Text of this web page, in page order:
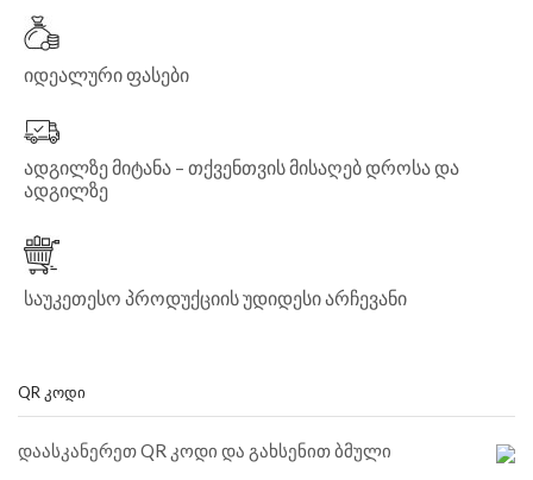
იდეალური ფასები
ადგილზე მიტანა – თქვენთვის მისაღებ დროსა და
ადგილზე
საუკეთესო პროდუქციის უდიდესი არჩევანი
QR ᲙᲝᲓᲘ
დაასკანერეთ QR კოდი და გახსენით ბმული